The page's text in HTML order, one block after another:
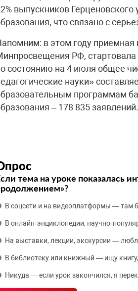
выпускников Герценовского
что связано с
в этом году
РФ,
состоянию на 4 июля общее
науки»
программам
– 178 835 заявлений.
тема на уроке показалась
В соцсети и на видеоплатформы — там
В онлайн‑энциклопедии,
На выставки, лекции, экскурсии —
В библиотеку или книжный — ищу
Никуда — если урок закончился, я